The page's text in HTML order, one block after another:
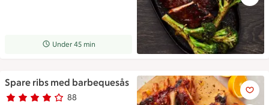
Receptet tar Under 45 min att tillaga
Under 45 min
Spare ribs med barbequesås
Betyg 4 av 5.
88
88 personer har röstat
Spare ribs med barbequesås